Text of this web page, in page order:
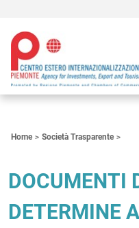
Home Società Trasparente
DOCUMENTI
DETERMINE